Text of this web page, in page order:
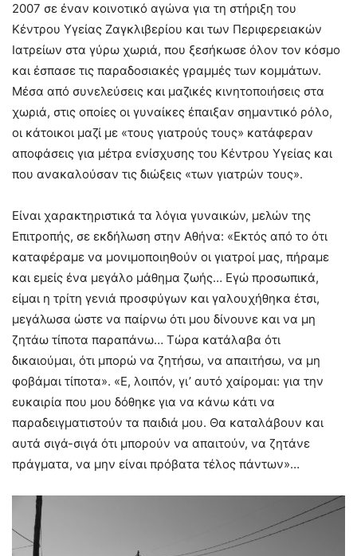
2007 σε έναν κοινοτικό αγώνα για τη στήριξη του
Κέντρου Υγείας Ζαγκλιβερίου και των Περιφερειακών
Ιατρείων στα γύρω χωριά, που ξεσήκωσε όλον τον κόσμο
και έσπασε τις παραδοσιακές γραμμές των κομμάτων.
Μέσα από συνελεύσεις και μαζικές κινητοποιήσεις στα
χωριά, στις οποίες οι γυναίκες έπαιξαν σημαντικό ρόλο,
οι κάτοικοι μαζί με «τους γιατρούς τους» κατάφεραν
αποφάσεις για μέτρα ενίσχυσης του Κέντρου Υγείας και
που ανακαλούσαν τις διώξεις «των γιατρών τους».
Είναι χαρακτηριστικά τα λόγια γυναικών, μελών της
Επιτροπής, σε εκδήλωση στην Αθήνα: «Εκτός από το ότι
καταφέραμε να μονιμοποιηθούν οι γιατροί μας, πήραμε
και εμείς ένα μεγάλο μάθημα ζωής… Εγώ προσωπικά,
είμαι η τρίτη γενιά προσφύγων και γαλουχήθηκα έτσι,
μεγάλωσα ώστε να παίρνω ότι μου δίνουνε και να μη
ζητάω τίποτα παραπάνω… Τώρα κατάλαβα ότι
δικαιούμαι, ότι μπορώ να ζητήσω, να απαιτήσω, να μη
φοβάμαι τίποτα». «Ε, λοιπόν, γι’ αυτό χαίρομαι: για την
ευκαιρία που μου δόθηκε για να κάνω κάτι να
παραδειγματιστούν τα παιδιά μου. Θα καταλάβουν και
αυτά σιγά-σιγά ότι μπορούν να απαιτούν, να ζητάνε
πράγματα, να μην είναι πρόβατα τέλος πάντων»…